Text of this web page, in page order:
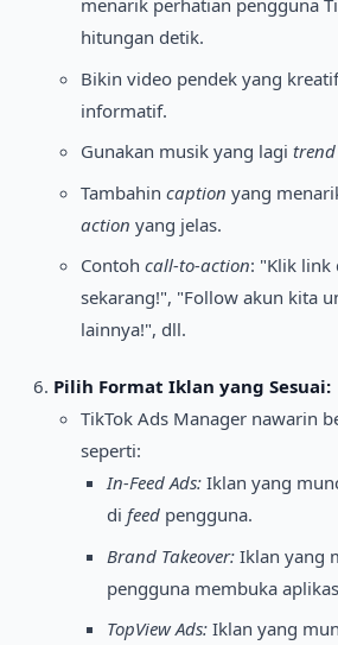
menarik perhatian pengguna
hitungan detik.
Bikin video pendek yang
informatif.
Gunakan musik yang lagi trend
Tambahin caption yang
action yang jelas.
Contoh call-to-action: "Klik link
sekarang!", "Follow akun kita
lainnya!", dll.
Pilih Format Iklan yang Sesuai:
TikTok Ads Manager nawarin
seperti:
In-Feed Ads: Iklan yang
di feed pengguna.
Brand Takeover: Iklan yang
pengguna membuka
TopView Ads: Iklan yang